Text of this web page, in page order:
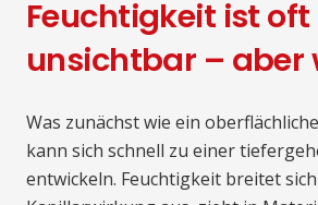
Feuchtigkeit ist oft
unsichtbar – aber
Was zunächst wie ein
kann sich schnell zu einer
entwickeln. Feuchtigkeit breitet